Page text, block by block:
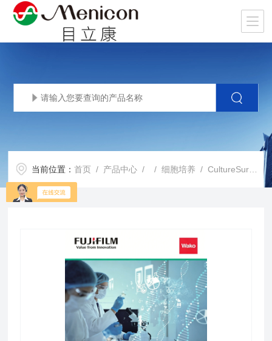
当前位置：首页 / 产品中心 / /细胞培养 / CultureSure™ L-Alanyl-L-Glutamine